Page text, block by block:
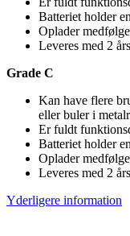
Batteriet holder
Oplader
Leveres med 2
Grade C
Kan have flere
eller buler i
Er fuldt
Batteriet holder
Oplader
Leveres med 2
Yderligere information